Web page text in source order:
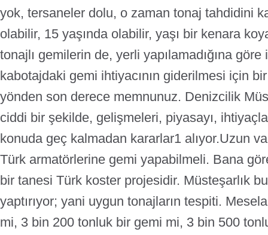
yok, tersaneler dolu, o zaman tonaj tahdidini
olabilir, 15 yaşında olabilir, yaşı bir kenara
tonajlı gemilerin de, yerli yapılamadığına
kabotajdaki gemi ihtiyacının giderilmesi için
yönden son derece memnunuz. Denizcilik
ciddi bir şekilde, gelişmeleri, piyasayı,
konuda geç kalmadan kararlar1 alıyor.Uzun
Türk armatörlerine gemi yapabilmeli. Bana
bir tanesi Türk koster projesidir. Müsteşarlık
yaptırıyor; yani uygun tonajların tespiti.
mi, 3 bin 200 tonluk bir gemi mi, 3 bin 500